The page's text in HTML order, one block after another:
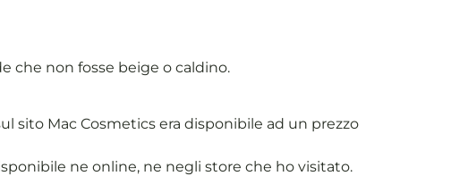
che non fosse beige o caldino.
sito Mac Cosmetics era disponibile ad un prezzo
ne online, ne negli store che ho visitato.